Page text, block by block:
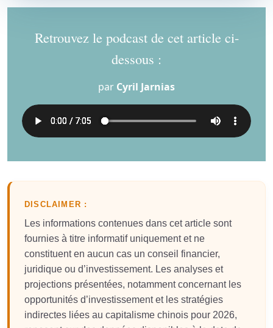
Retrouvez le podcast de cet article ci-
dessous :
par Cyril Jarnias
DISCLAIMER :
Les informations contenues dans cet article sont
fournies à titre informatif uniquement et ne
constituent en aucun cas un conseil financier,
juridique ou d’investissement. Les analyses et
projections présentées, notamment concernant les
opportunités d’investissement et les stratégies
indirectes liées au capitalisme chinois pour 2026,